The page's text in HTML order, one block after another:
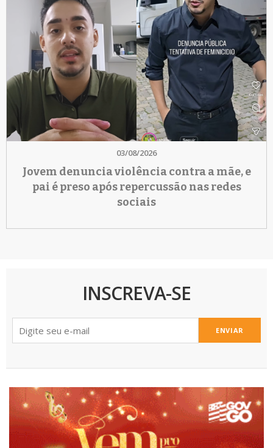
03/08/2026
Jovem denuncia violência contra a mãe, e
pai é preso após repercussão nas redes
sociais
INSCREVA-SE
ENVIAR